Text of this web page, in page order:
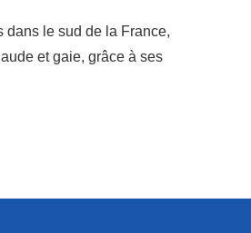
dans le sud de la France,
et gaie, grâce à ses